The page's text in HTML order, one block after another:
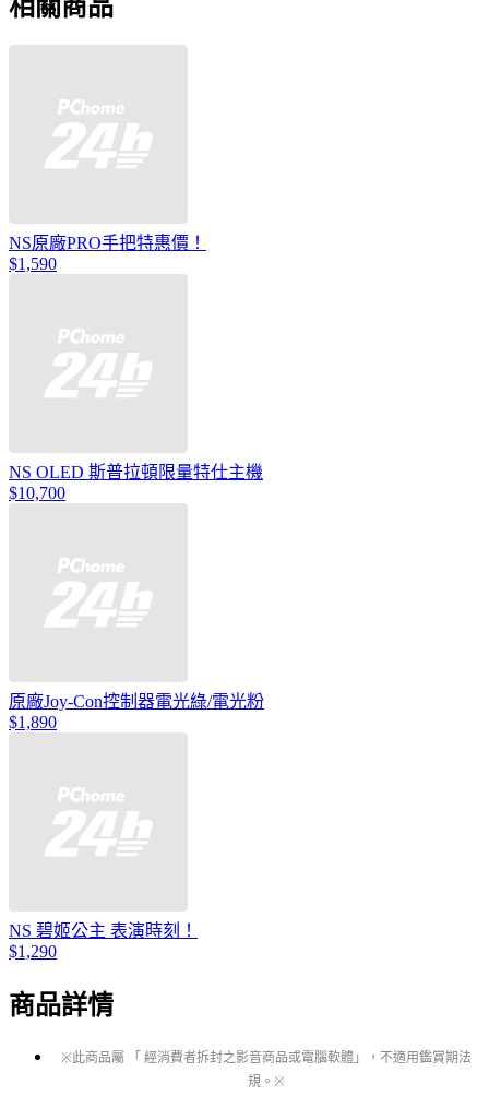
相關商品
NS原廠PRO手把特惠價！
$1,590
NS OLED 斯普拉頓限量特仕主機
$10,700
原廠Joy-Con控制器電光綠/電光粉
$1,890
NS 碧姬公主 表演時刻！
$1,290
商品詳情
※此商品屬 「 經消費者拆封之影音商品或電腦軟體」，不適用鑑賞期法
規。※